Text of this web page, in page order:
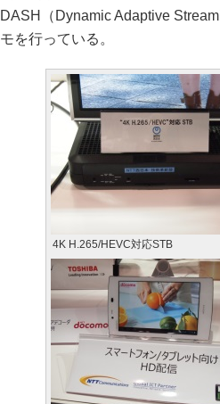
DASH（Dynamic Adaptive
モを行っている。
4K H.265/HEVC対応STB